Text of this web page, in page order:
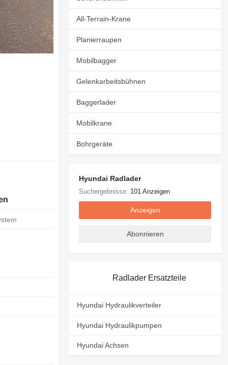
All-Terrain-Krane
Planierraupen
Mobilbagger
Gelenkarbeitsbühnen
Baggerlader
Mobilkrane
Bohrgeräte
Hyundai Radlader
Suchergebnisse: 101 Anzeigen
Anzeigen
Abonnieren
Radlader Ersatzteile
Hyundai Hydraulikverteiler
Hyundai Hydraulikpumpen
Hyundai Achsen